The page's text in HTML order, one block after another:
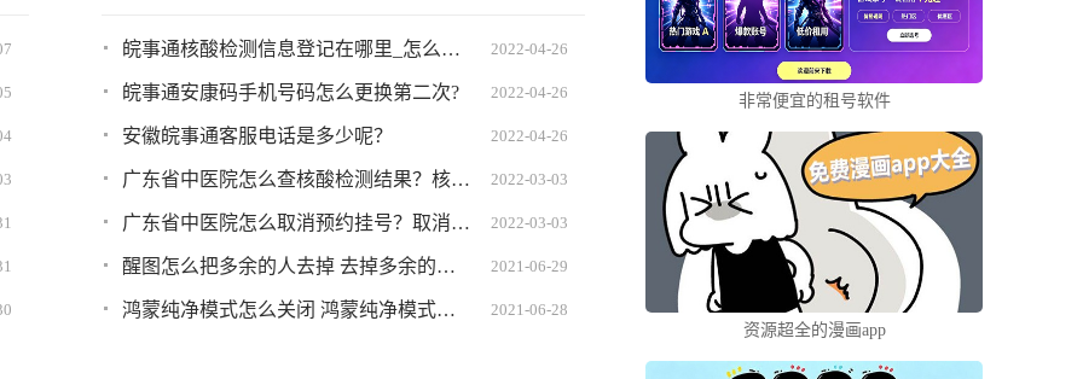
皖事通核酸检测信息登记在哪里_怎么弄?详细图文教程 2022-04-26
皖事通安康码手机号码怎么更换第二次? 2022-04-26
安徽皖事通客服电话是多少呢？ 2022-04-26
广东省中医院怎么查核酸检测结果？核酸检测结果查询方法 2022-03-03
广东省中医院怎么取消预约挂号？取消挂号方法 2022-03-03
醒图怎么把多余的人去掉 去掉多余的人教程分享 2021-06-29
鸿蒙纯净模式怎么关闭 鸿蒙纯净模式关不掉怎么办 2021-06-28
非常便宜的租号软件
资源超全的漫画app